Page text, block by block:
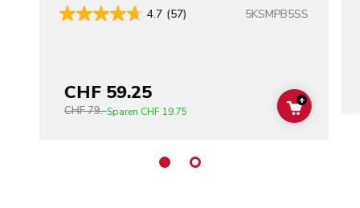
4.7 (57) 5KSMPB5SS
CHF 59.25
CHF 79.-Sparen CHF 19.75 ADD TO
+